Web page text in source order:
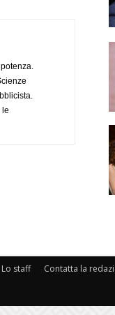
le
Lo staff Contatta la